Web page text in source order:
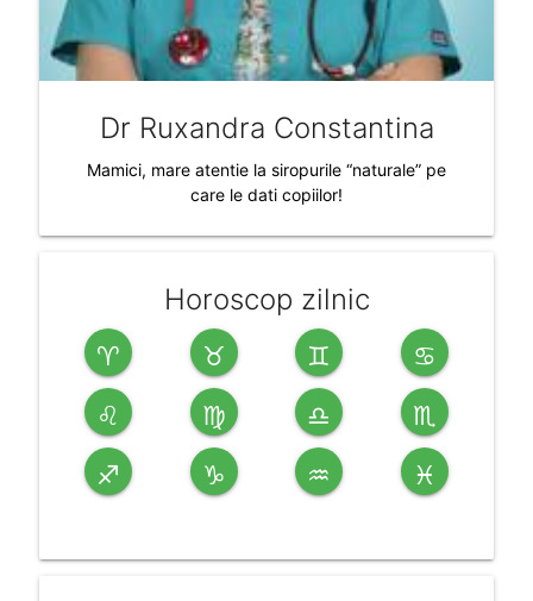
Dr Ruxandra Constantina
Mamici, mare atentie la siropurile “naturale” pe
care le dati copiilor!
Horoscop zilnic
♈ ♉ ♊ ♋
♌ ♍ ♎ ♏
♐ ♑ ♒ ♓